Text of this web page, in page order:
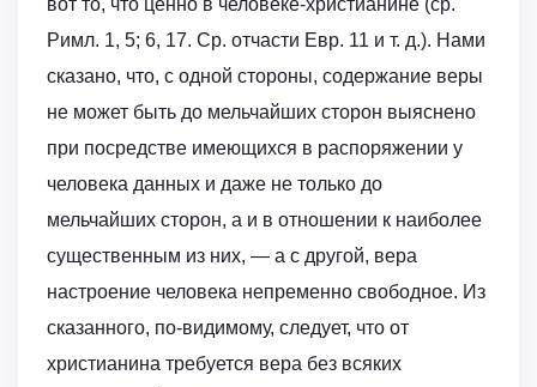
Римл. 1, 5; 6, 17. Ср. отчасти Евр. 11 и т. д.). Нами
сказано, что, с одной стороны, содержание веры
не может быть до мельчайших сторон выяснено
при посредстве имеющихся в распоряжении у
человека данных и даже не только до
мельчайших сторон, а и в отношении к наиболее
существенным из них, — а с другой, вера
настроение человека непременно свободное. Из
сказанного, по-видимому, следует, что от
христианина требуется вера без всяких